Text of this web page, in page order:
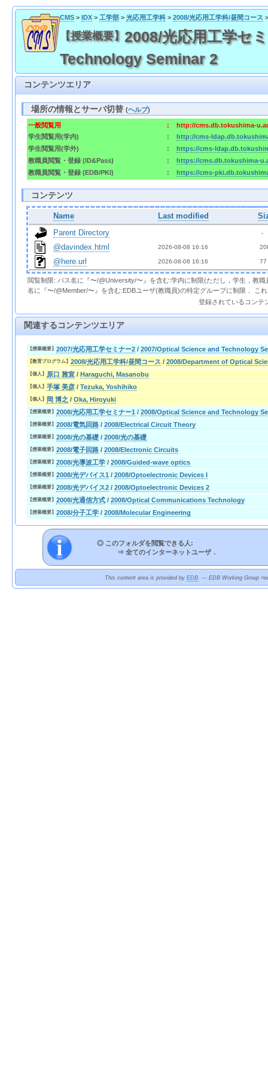
CMS> IDX> 工学部> 光応用工学科> 2008/光応用工学科/昼間コース >
【授業概要】 2008/光応用工学セ
Technology Seminar 2
コンテンツエリア
場所の情報とサーバ切替(ヘルプ)
一般閲覧用 :
http://cms.db.tokushima-
学生閲覧用(学内)
:
http://cms-
学生閲覧用(学外)
:
https://cms-
教職員閲覧・登録 (ID&Pass)
:
https://cms.db.tokushima-
教職員閲覧・登録 (EDB/PKI)
: https://cms-
コンテンツ
Name Last modified
Parent Directory
  -
@davindex.html 2026-08-08 16:16
@here.url 2026-08-08 16:16 77
閲覧制限: パス名に『〜/@University/〜』を含む:学内に制限(ただし，学生，教
名に『〜/@Member/〜』を含む:EDBユーザ(教職員)の特定グループに制限． こ
登録されているコンテ
関連するコンテンツエリア
【授業概要】 2007/光応用工学セミナー2 / 2007/Optical Science and Technology
【教育プログラム】 2008/光応用工学科/昼間コース / 2008/Department of Optical
【個人】 原口 雅宣 / Haraguchi, Masanobu
【個人】 手塚 美彦 / Tezuka, Yoshihiko
【個人】 岡 博之 / Oka, Hiroyuki
【授業概要】 2008/光応用工学セミナー1 / 2008/Optical Science and Technology
【授業概要】 2008/電気回路 / 2008/Electrical Circuit Theory
【授業概要】 2008/光の基礎 / 2008/光の基礎
【授業概要】 2008/電子回路 / 2008/Electronic Circuits
【授業概要】 2008/光導波工学 / 2008/Guided-wave optics
【授業概要】 2008/光デバイス1 / 2008/Optoelectronic Devices I
【授業概要】 2008/光デバイス2 / 2008/Optoelectronic Devices 2
【授業概要】 2008/光通信方式 / 2008/Optical Communications Technology
【授業概要】 2008/分子工学 / 2008/Molecular Engineering
◎ このフォルダを閲覧できる人:
⇒ 全てのインターネットユーザ．
This content area is provided by EDB. --- EDB Working Group